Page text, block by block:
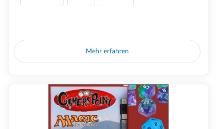
Mehr erfahren